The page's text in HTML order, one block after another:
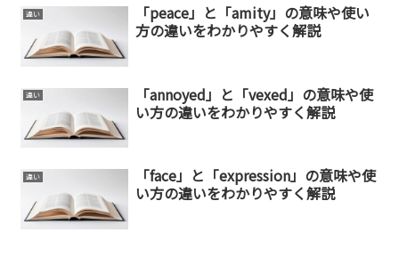
違い
「peace」と「amity」の意味や使い
方の違いをわかりやすく解説
違い
「annoyed」と「vexed」の意味や使
い方の違いをわかりやすく解説
違い
「face」と「expression」の意味や使
い方の違いをわかりやすく解説